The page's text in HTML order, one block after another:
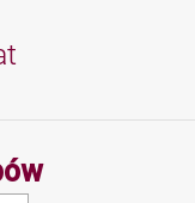
Minimalna